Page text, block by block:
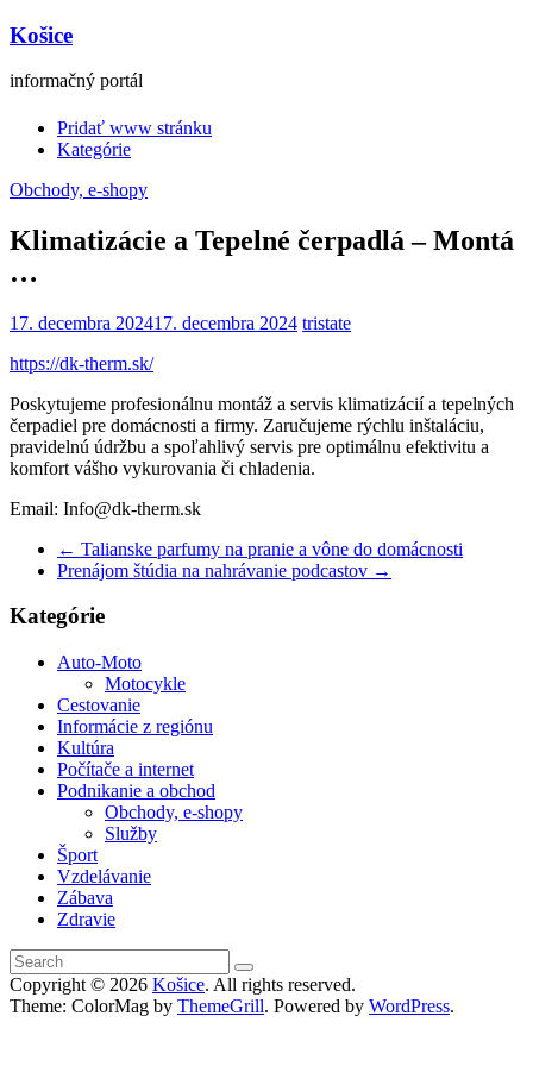
Košice
informačný portál
Pridať www stránku
Kategórie
Obchody, e-shopy
Klimatizácie a Tepelné čerpadlá – Montá
…
17. decembra 202417. decembra 2024 tristate
https://dk-therm.sk/
Poskytujeme profesionálnu montáž a servis klimatizácií a tepelných
čerpadiel pre domácnosti a firmy. Zaručujeme rýchlu inštaláciu,
pravidelnú údržbu a spoľahlivý servis pre optimálnu efektivitu a
komfort vášho vykurovania či chladenia.
Email: Info@dk-therm.sk
← Talianske parfumy na pranie a vône do domácnosti
Prenájom štúdia na nahrávanie podcastov →
Kategórie
Auto-Moto
Motocykle
Cestovanie
Informácie z regiónu
Kultúra
Počítače a internet
Podnikanie a obchod
Obchody, e-shopy
Služby
Šport
Vzdelávanie
Zábava
Zdravie
Copyright © 2026 Košice. All rights reserved.
Theme: ColorMag by ThemeGrill. Powered by WordPress.